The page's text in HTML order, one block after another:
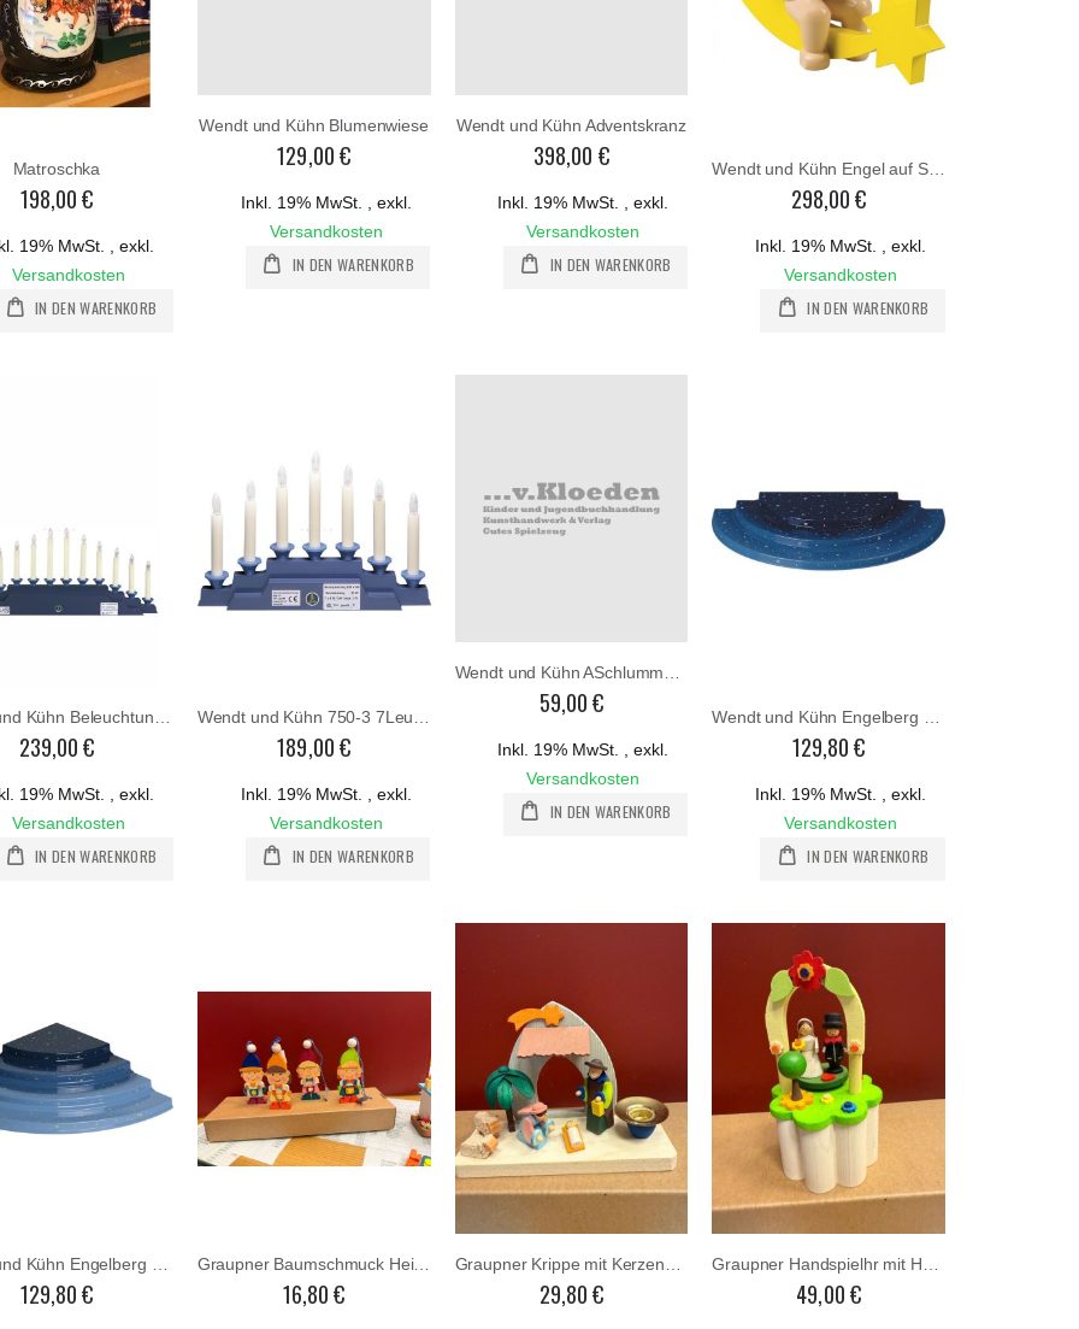
Matroschka
198,00 €
19% MwSt. , exkl.
Versandkosten
IN DEN WARENKORB
Wendt und Kühn Blumenwiese
129,00 €
Inkl. 19% MwSt.
exkl.
Versandkosten
IN DEN WARENKORB
Wendt und Kühn Adventskranz
398,00 €
Inkl. 19% MwSt. ,exkl.
Versandkosten
IN DEN WARENKORB
Wendt und Kühn Engel auf Schweif mit Geide groß
298,00 €
Inkl. 19% MwSt. ,exkl.
Versandkosten
IN DEN WARENKORB
239,00 €
19% MwSt.
exkl.
Versandkosten
IN DEN WARENKORB
189,00 €
Inkl. 19% MwSt.
exkl.
Versandkosten
IN DEN WARENKORB
59,00 €
Inkl. 19% MwSt. ,exkl.
Versandkosten
IN DEN WARENKORB
129,80 €
Inkl. 19% MwSt. ,exkl.
Versandkosten
IN DEN WARENKORB
129,80 €
Graupner Baumschmuck Heinzelmännchen - sortiert und einzeln verkäuflich
16,80 € 29,80 € 49,00 €